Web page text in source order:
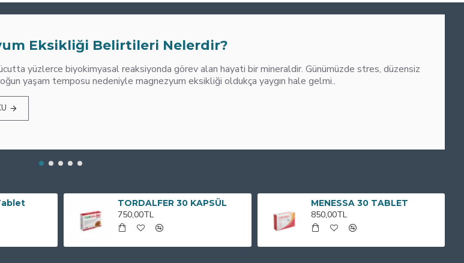
Eksikliği Belirtileri Nelerdir?
yüzlerce biyokimyasal reaksiyonda görev alan hayati bir mineraldir. Günümüzde stres, düzensiz
yaşam temposu nedeniyle magnezyum eksikliği oldukça yaygın hale gelmi..
TORDALFER 30 KAPSÜL
750,00TL
MENESSA 30 TABLET
850,00TL